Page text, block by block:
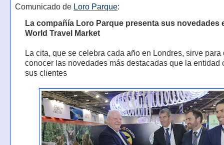
Comunicado de Loro Parque:
La compañía Loro Parque presenta sus novedades
World Travel Market
La cita, que se celebra cada año en Londres, sirve para
conocer las novedades más destacadas que la entidad
sus clientes